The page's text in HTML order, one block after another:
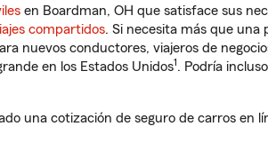
en Boardman, OH que satisface sus
compartidos. Si necesita más que una
nuevos conductores, viajeros de
en los Estados Unidos1. Podría
una cotización de seguro de carros en